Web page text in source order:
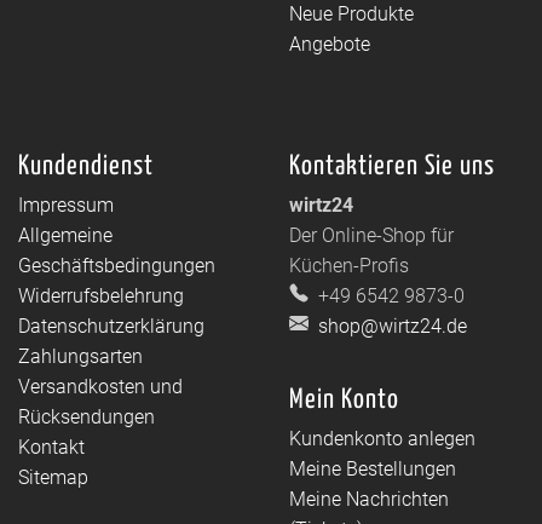
Neue Produkte
Angebote
Kundendienst
Impressum
Allgemeine
Geschäftsbedingungen
Widerrufsbelehrung
Datenschutzerklärung
Zahlungsarten
Versandkosten und
Rücksendungen
Kontakt
Sitemap
Kontaktieren Sie uns
wirtz24
Der Online-Shop für
Küchen-Profis
+49 6542 9873-0
shop@wirtz24.de
Mein Konto
Kundenkonto anlegen
Meine Bestellungen
Meine Nachrichten